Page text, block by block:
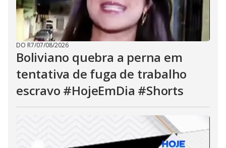
DO R7/07/08/2026
Boliviano quebra a perna em
tentativa de fuga de trabalho
escravo #HojeEmDia #Shorts